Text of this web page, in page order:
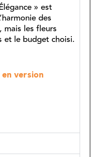
» est
des
mais les fleurs
et le budget choisi.
version